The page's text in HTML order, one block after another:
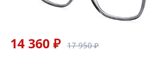
14 360 ₽ 17 950 ₽